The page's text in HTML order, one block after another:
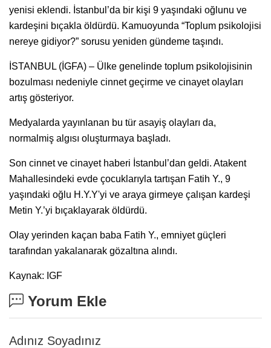
yenisi eklendi. İstanbul’da bir kişi 9 yaşındaki oğlunu ve
kardeşini bıçakla öldürdü. Kamuoyunda “Toplum psikolojisi
nereye gidiyor?” sorusu yeniden gündeme taşındı.
İSTANBUL (İGFA) – Ülke genelinde toplum psikolojisinin
bozulması nedeniyle cinnet geçirme ve cinayet olayları
artış gösteriyor.
Medyalarda yayınlanan bu tür asayiş olayları da,
normalmiş algısı oluşturmaya başladı.
Son cinnet ve cinayet haberi İstanbul’dan geldi. Atakent
Mahallesindeki evde çocuklarıyla tartışan Fatih Y., 9
yaşındaki oğlu H.Y.Y'yi ve araya girmeye çalışan kardeşi
Metin Y.’yi bıçaklayarak öldürdü.
Olay yerinden kaçan baba Fatih Y., emniyet güçleri
tarafından yakalanarak gözaltına alındı.
Kaynak: IGF
Yorum Ekle
Adınız Soyadınız